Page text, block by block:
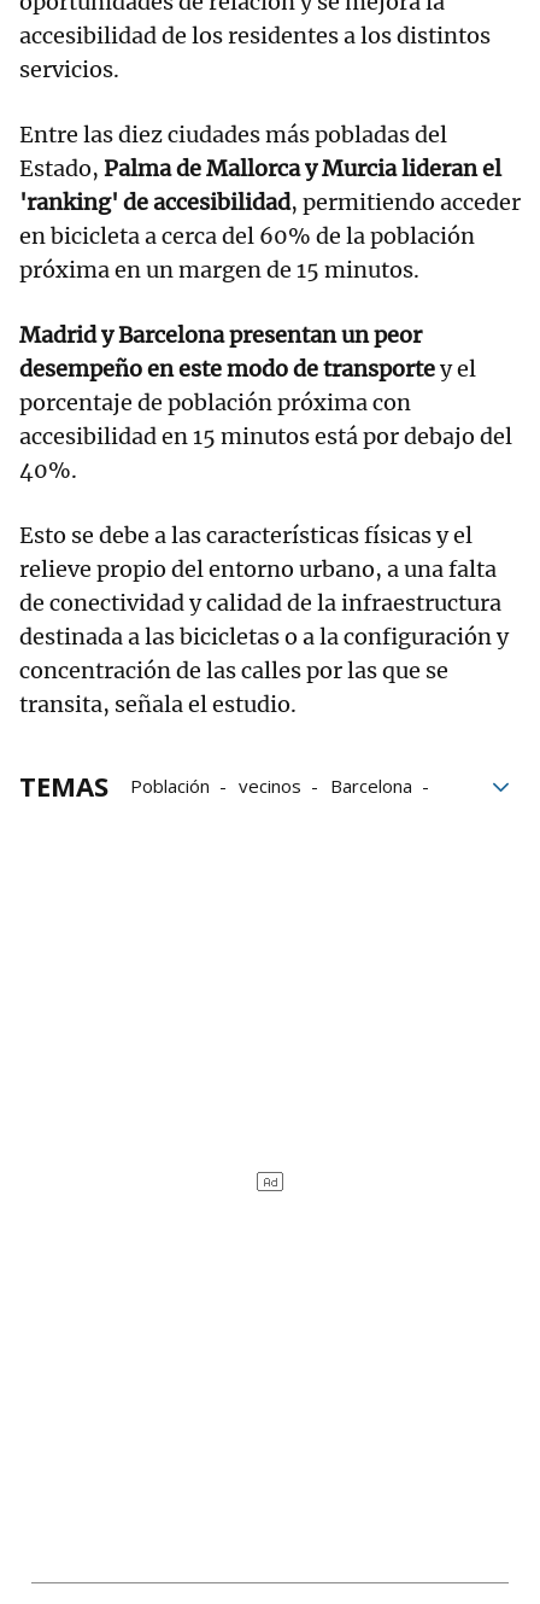
accesibilidad de los residentes a los distintos
servicios.
Entre las diez ciudades más pobladas del
Estado, Palma de Mallorca y Murcia lideran el
'ranking' de accesibilidad, permitiendo acceder
en bicicleta a cerca del 60% de la población
próxima en un margen de 15 minutos.
Madrid y Barcelona presentan un peor
desempeño en este modo de transportey el
porcentaje de población próxima con
accesibilidad en 15 minutos está por debajo del
40%.
Esto se debe a las características físicas y el
relieve propio del entorno urbano, a una falta
de conectividad y calidad de la infraestructura
destinada a las bicicletas o a la configuración y
concentración de las calles por las que se
transita, señala el estudio.
TEMAS Población vecinos
Barcelona